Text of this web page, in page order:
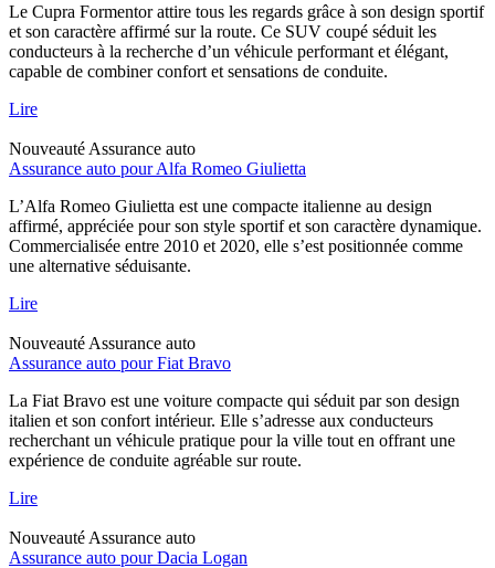
Le Cupra Formentor attire tous les regards grâce à son design sportif
et son caractère affirmé sur la route. Ce SUV coupé séduit les
conducteurs à la recherche d’un véhicule performant et élégant,
capable de combiner confort et sensations de conduite.
Lire
Nouveauté Assurance auto
Assurance auto pour Alfa Romeo Giulietta
L’Alfa Romeo Giulietta est une compacte italienne au design
affirmé, appréciée pour son style sportif et son caractère dynamique.
Commercialisée entre 2010 et 2020, elle s’est positionnée comme
une alternative séduisante.
Lire
Nouveauté Assurance auto
Assurance auto pour Fiat Bravo
La Fiat Bravo est une voiture compacte qui séduit par son design
italien et son confort intérieur. Elle s’adresse aux conducteurs
recherchant un véhicule pratique pour la ville tout en offrant une
expérience de conduite agréable sur route.
Lire
Nouveauté Assurance auto
Assurance auto pour Dacia Logan